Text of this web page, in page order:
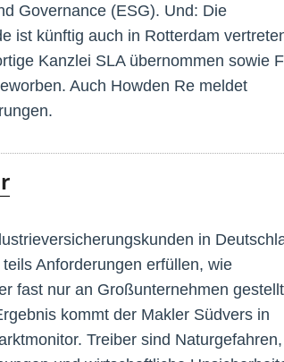
Governance (ESG). Und: Die
ist künftig auch in Rotterdam
Kanzlei SLA übernommen sowie
Auch Howden Re meldet
in
Anforderungen erfüllen, wie
fast nur an Großunternehmen gestellt
kommt der Makler Südvers in
Treiber sind Naturgefahren,